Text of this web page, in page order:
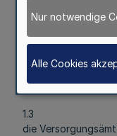
das
den
1.3
die
Nur notwendige
Alle Cookies